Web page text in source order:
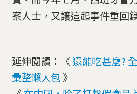
案人士，又讓這起事件重回
延伸閱讀：《 還能吃甚麼?
彙整懶人包 》